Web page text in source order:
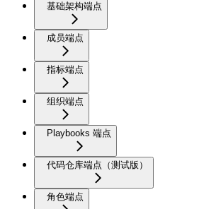
基础架构端点
成员端点
指标端点
组织端点
Playbooks 端点
代码仓库端点（测试版）
角色端点